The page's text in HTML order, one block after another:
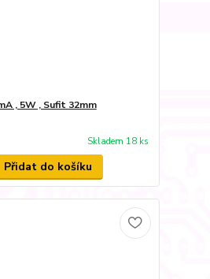
, 5W , Sufit 32mm
Skladem 18 ks
Přidat do košíku